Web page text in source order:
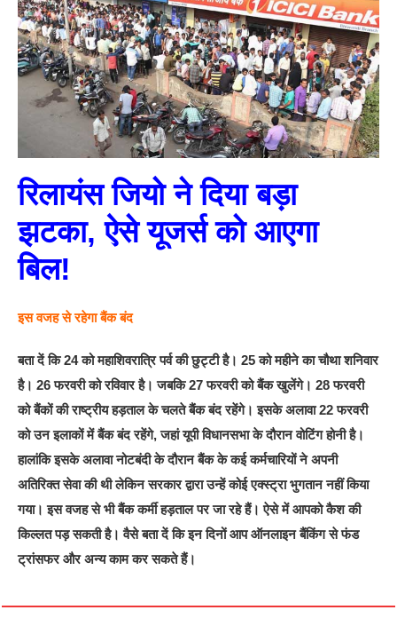
रिलायंस जियो ने दिया बड़ा
झटका, ऐसे यूजर्स को आएगा
बिल!
इस वजह से रहेगा बैंक बंद
बता दें कि 24 को महाशिवरात्रि पर्व की छुट्टी है। 25 को महीने का चौथा शनिवार
है। 26 फरवरी को रविवार है। जबकि 27 फरवरी को बैंक खुलेंगे। 28 फरवरी
को बैंकों की राष्ट्रीय हड़ताल के चलते बैंक बंद रहेंगे। इसके अलावा 22 फरवरी
को उन इलाकों में बैंक बंद रहेंगे, जहां यूपी विधानसभा के दौरान वोटिंग होनी है।
हालांकि इसके अलावा नोटबंदी के दौरान बैंक के कई कर्मचारियों ने अपनी
अतिरिक्त सेवा की थी लेकिन सरकार द्वारा उन्हें कोई एक्स्ट्रा भुगतान नहीं किया
गया। इस वजह से भी बैंक कर्मी हड़ताल पर जा रहे हैं। ऐसे में आपको कैश की
किल्लत पड़ सकती है। वैसे बता दें कि इन दिनों आप ऑनलाइन बैंकिंग से फंड
ट्रांसफर और अन्य काम कर सकते हैं।